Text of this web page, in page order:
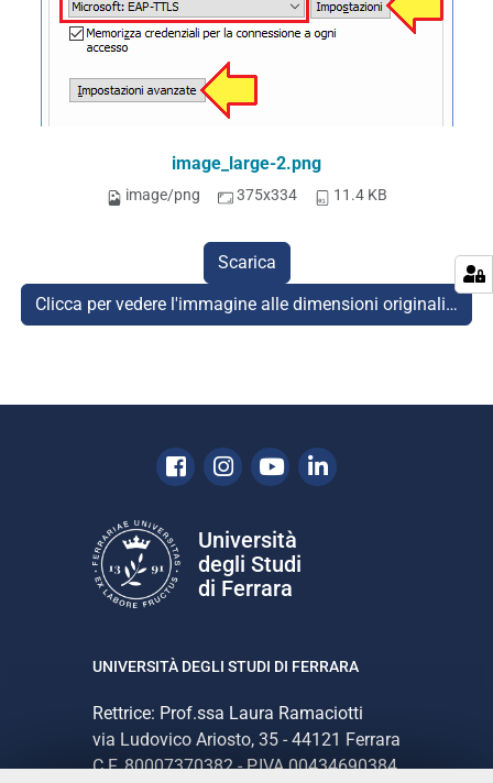
image_large-2.png
image/png 375x334 11.4 KB
Scarica
Clicca per vedere l'immagine alle dimensioni originali…
Facebook
Instagram
YoutubeLinkedin
Università
degli Studi
di Ferrara
UNIVERSITÀ DEGLI STUDI DI FERRARA
Rettrice: Prof.ssa Laura Ramaciotti
via Ludovico Ariosto, 35 - 44121 Ferrara
C.F. 80007370382 - P.IVA 00434690384